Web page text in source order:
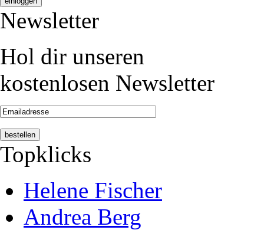
Newsletter
Hol dir unseren
kostenlosen Newsletter
Topklicks
Helene Fischer
Andrea Berg